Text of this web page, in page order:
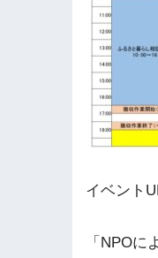
イベント
「NPO